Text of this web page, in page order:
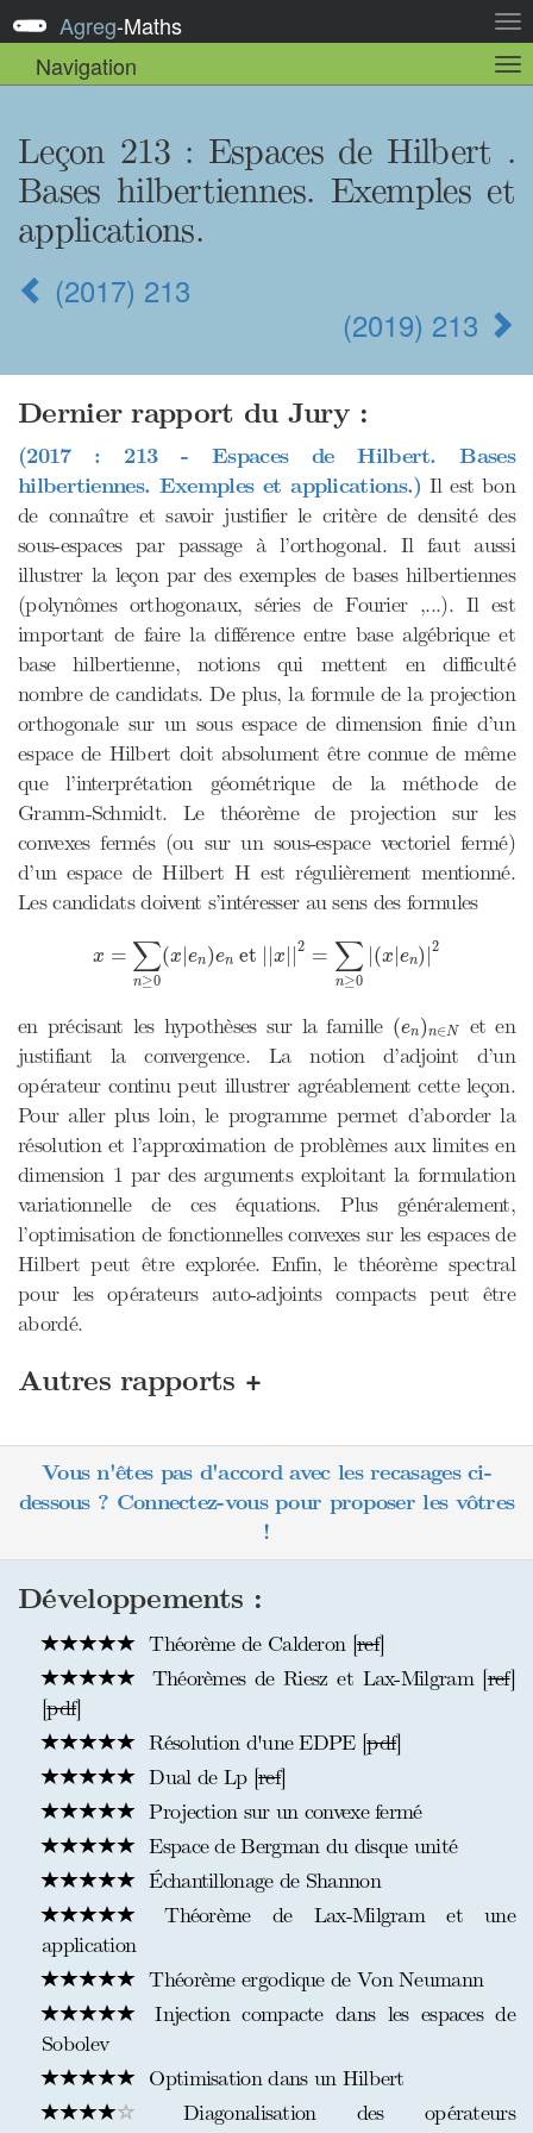
la
Agreg-Maths
Navigation
la
Leçon 213 : Espaces de Hilbert .
Bases hilbertiennes. Exemples et
applications.
(2017) 213
(2019) 213
Dernier rapport du Jury :
(2017 : 213 - Espaces de Hilbert. Bases
hilbertiennes. Exemples et applications.) Il est bon
de connaître et savoir justifier le critère de densité des
sous-espaces par passage à l’orthogonal. Il faut aussi
illustrer la leçon par des exemples de bases hilbertiennes
(polynômes orthogonaux, séries de Fourier ,...). Il est
important de faire la différence entre base algébrique et
base hilbertienne, notions qui mettent en difficulté
nombre de candidats. De plus, la formule de la projection
orthogonale sur un sous espace de dimension finie d’un
espace de Hilbert doit absolument être connue de même
que l’interprétation géométrique de la méthode de
Gramm-Schmidt. Le théorème de projection sur les
convexes fermés (ou sur un sous-espace vectoriel fermé)
d’un espace de Hilbert H est régulièrement mentionné.
Les candidats doivent s’intéresser au sens des formules
x = ∑
n≥0
(x|en)en et ||x||2 = ∑
n≥0
|(x|en)|2
∑n≥0( x n et x|| =∑n ≥ 0 ( e n)
en précisant les hypothèses sur la famille (en)n∈N
( n)
et en
justifiant la convergence. La notion d’adjoint d’un
opérateur continu peut illustrer agréablement cette leçon.
Pour aller plus loin, le programme permet d’aborder la
résolution et l’approximation de problèmes aux limites en
dimension 1 par des arguments exploitant la formulation
variationnelle de ces équations. Plus généralement,
l’optimisation de fonctionnelles convexes sur les espaces de
Hilbert peut être explorée. Enfin, le théorème spectral
pour les opérateurs auto-adjoints compacts peut être
abordé.
Autres rapports +
Vous n'êtes pas d'accord avec les recasages ci-
dessous ? Connectez-vous pour proposer les vôtres
!
Développements :
Théorème de Calderon [ref]
Théorèmes de Riesz et Lax-Milgram [ref]
[pdf]
Résolution d'une EDPE [pdf]
Dual de Lp [ref]
Projection sur un convexe fermé
Espace de Bergman du disque unité
Échantillonage de Shannon
Théorème de Lax-Milgram et une
application
Théorème ergodique de Von Neumann
Injection compacte dans les espaces de
Sobolev
Optimisation dans un Hilbert
Diagonalisation des opérateurs